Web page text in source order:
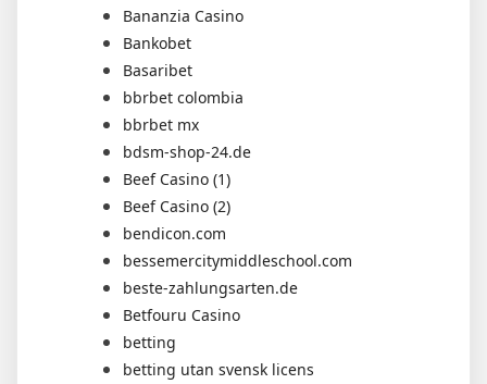
Bananzia Casino
Bankobet
Basaribet
bbrbet colombia
bbrbet mx
bdsm-shop-24.de
Beef Casino (1)
Beef Casino (2)
bendicon.com
bessemercitymiddleschool.com
beste-zahlungsarten.de
Betfouru Casino
betting
betting utan svensk licens